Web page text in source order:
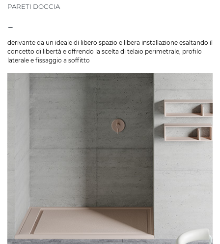
PARETI DOCCIA
-
derivante da un ideale di libero spazio e libera installazione esaltando il
concetto di libertà e offrendo la scelta di telaio perimetrale, profilo
laterale e fissaggio a soffitto